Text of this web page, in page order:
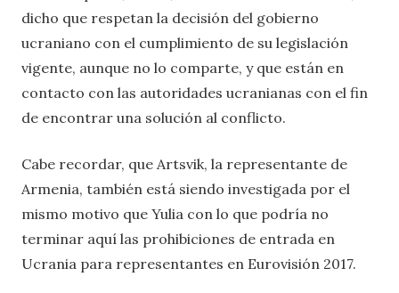
dicho que respetan la decisión del gobierno
ucraniano con el cumplimiento de su legislación
vigente, aunque no lo comparte, y que están en
contacto con las autoridades ucranianas con el fin
de encontrar una solución al conflicto.
Cabe recordar, que Artsvik, la representante de
Armenia, también está siendo investigada por el
mismo motivo que Yulia con lo que podría no
terminar aquí las prohibiciones de entrada en
Ucrania para representantes en Eurovisión 2017.